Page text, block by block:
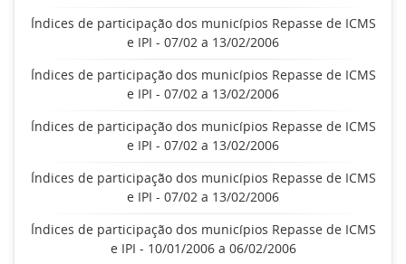
Índices de participação dos municípios Repasse de ICMS
e IPI - 07/02 a 13/02/2006
Índices de participação dos municípios Repasse de ICMS
e IPI - 07/02 a 13/02/2006
Índices de participação dos municípios Repasse de ICMS
e IPI - 07/02 a 13/02/2006
Índices de participação dos municípios Repasse de ICMS
e IPI - 07/02 a 13/02/2006
Índices de participação dos municípios Repasse de ICMS
e IPI - 10/01/2006 a 06/02/2006